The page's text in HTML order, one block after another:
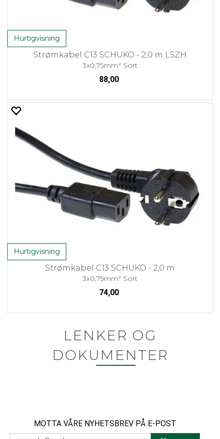
Hurtigvisning
Strømkabel C13 SCHUKO - 2,0 m LSZH
3x0,75mm² Sort
88,00
Hurtigvisning
Strømkabel C13 SCHUKO - 2,0 m
3x0,75mm² Sort
74,00
LENKER OG
DOKUMENTER
MOTTA VÅRE NYHETSBREV PÅ E-POST